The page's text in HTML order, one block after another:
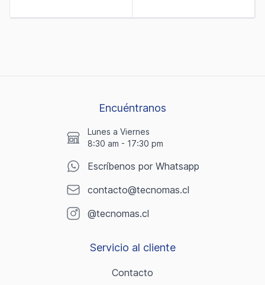
Encuéntranos
Lunes a Viernes
8:30 am - 17:30 pm
Escríbenos por Whatsapp
contacto@tecnomas.cl
@tecnomas.cl
Servicio al cliente
Contacto